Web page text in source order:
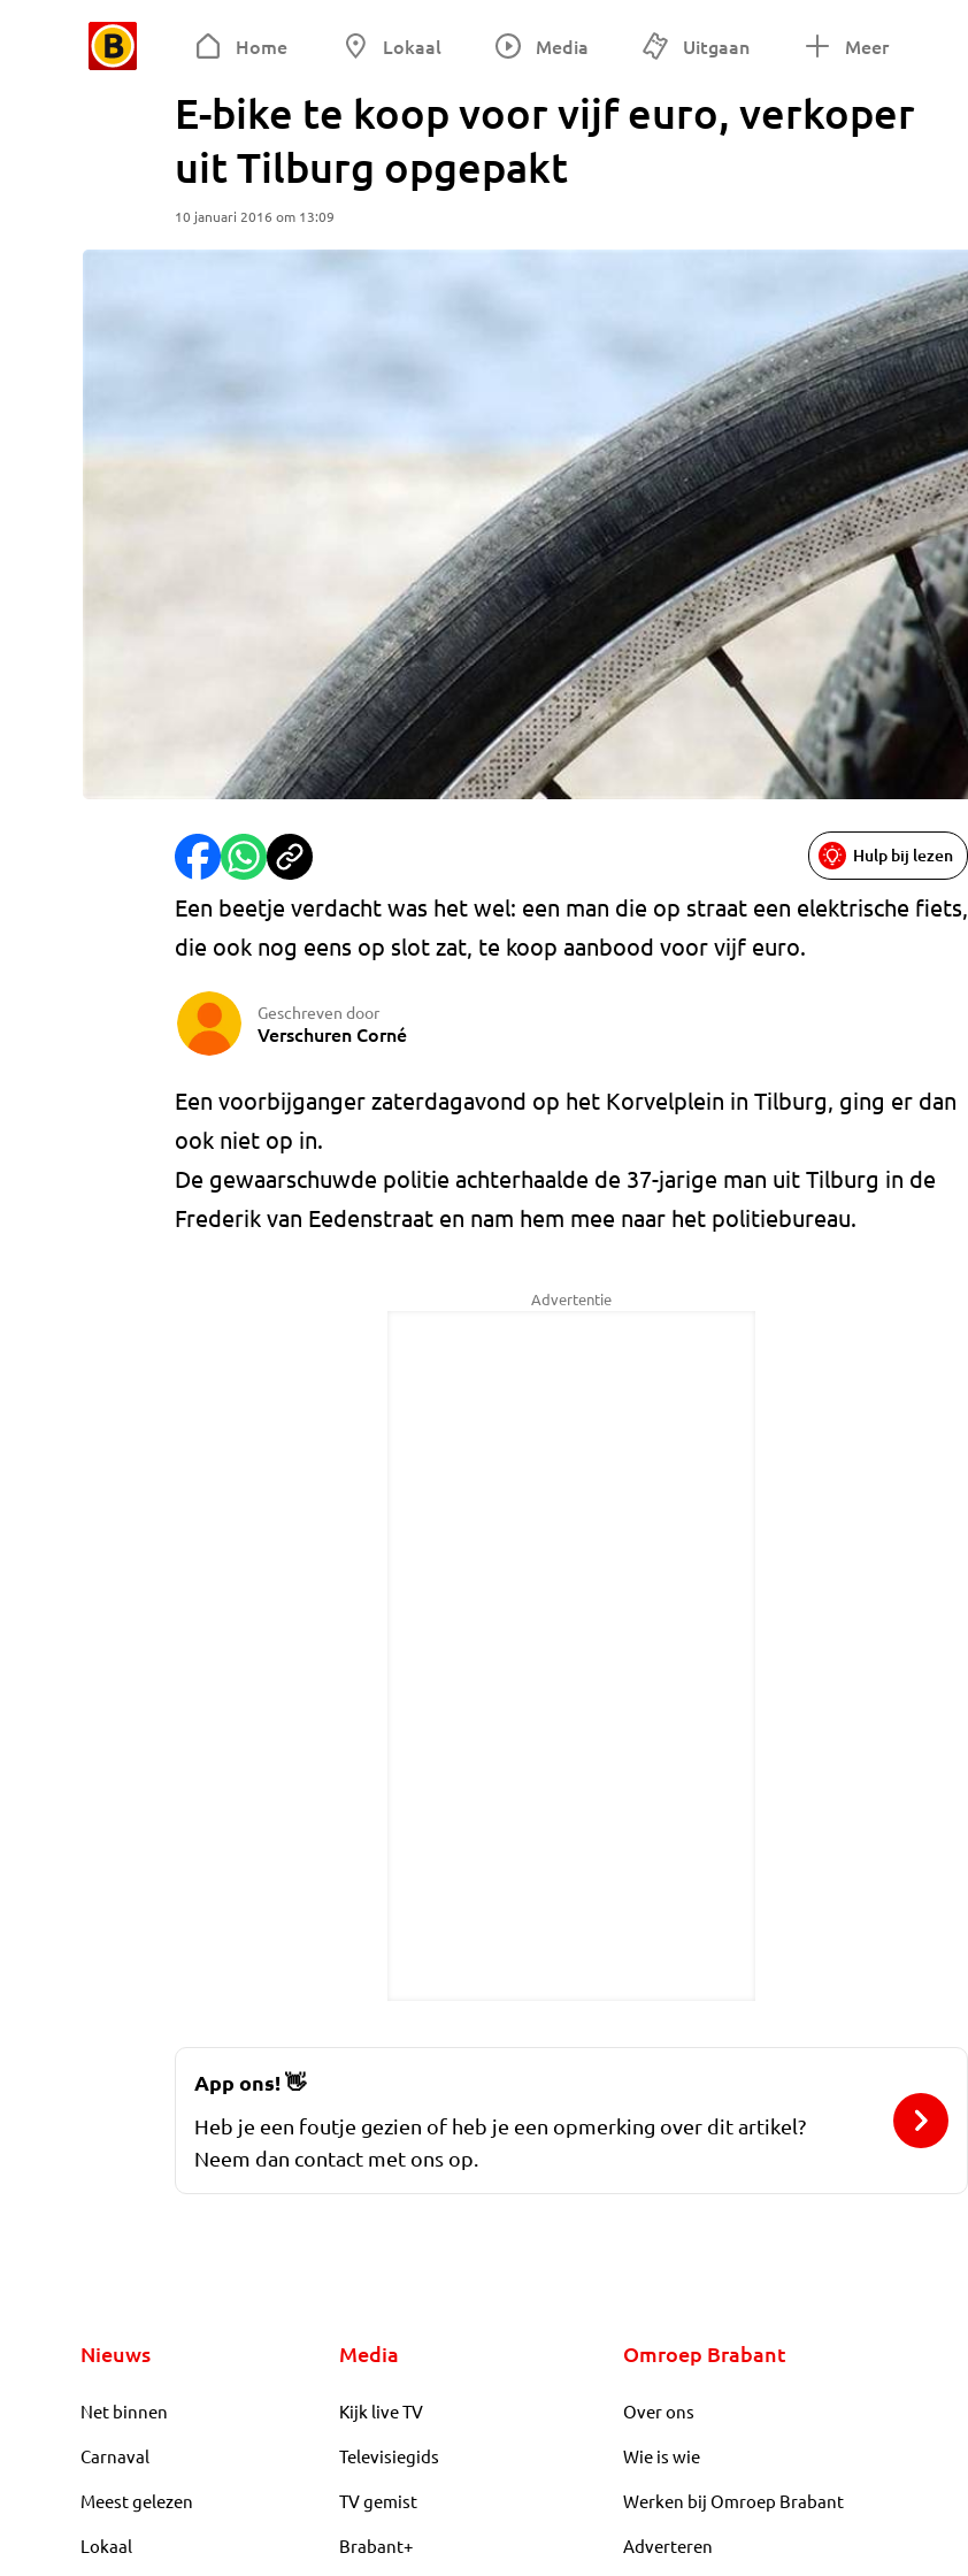
Home Lokaal Media Uitgaan Meer
E-bike te koop voor vijf euro, verkoper
uit Tilburg opgepakt
10 januari 2016 om 13:09
Hulp bij lezen
Een beetje verdacht was het wel: een man die op straat een elektrische fiets,
die ook nog eens op slot zat, te koop aanbood voor vijf euro.
Geschreven door
Verschuren Corné
Een voorbijganger zaterdagavond op het Korvelplein in Tilburg, ging er dan
ook niet op in.
De gewaarschuwde politie achterhaalde de 37-jarige man uit Tilburg in de
Frederik van Eedenstraat en nam hem mee naar het politiebureau.
Advertentie
App ons!👋
Heb je een foutje gezien of heb je een opmerking over dit artikel?
Neem dan contact met ons op.
Nieuws
Net binnen
Carnaval
Meest gelezen
Lokaal
Media
Kijk live TV
Televisiegids
TV gemist
Brabant+
Omroep Brabant
Over ons
Wie is wie
Werken bij Omroep Brabant
Adverteren